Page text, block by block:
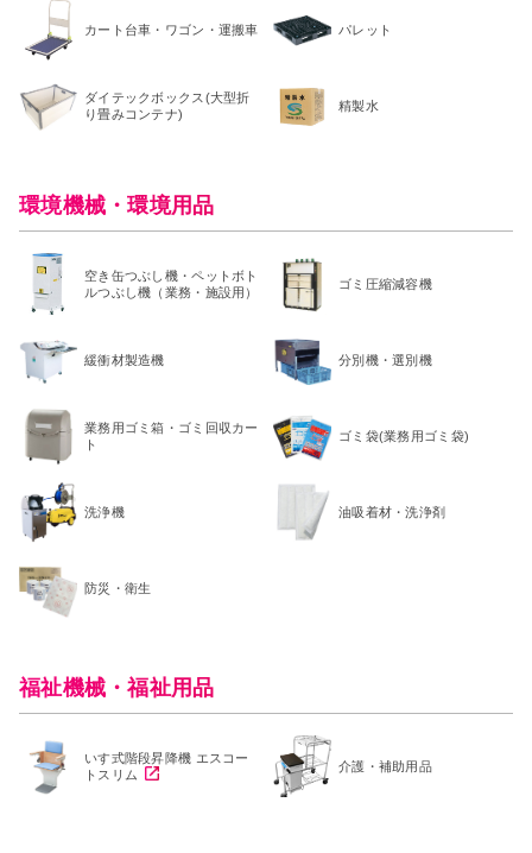
カート台車・ワゴン・運搬車 パレット
ダイテックボックス(大型折
り畳みコンテナ)
精製水
環境機械・環境用品
空き缶つぶし機・ペットボト
ルつぶし機（業務・施設用）
ゴミ圧縮減容機
緩衝材製造機 分別機・選別機
業務用ゴミ箱・ゴミ回収カー
ト
ゴミ袋(業務用ゴミ袋)
洗浄機 油吸着材・洗浄剤
防災・衛生
福祉機械・福祉用品
いす式階段昇降機 エスコー
トスリム
介護・補助用品